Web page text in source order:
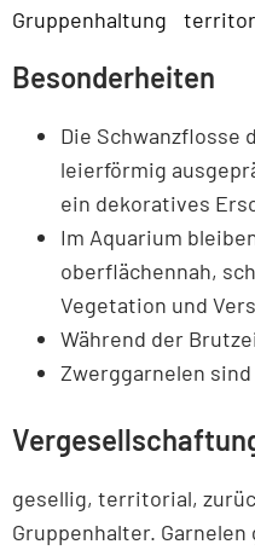
Gruppenhaltung
Besonderheiten
Die Schwanzflosse
leierförmig
ein dekoratives
Im Aquarium
oberflächennah,
Vegetation und
Während der
Zwerggarnelen
gesellig, territorial,
Gruppenhalter.